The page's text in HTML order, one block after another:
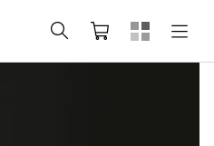
Rechercher
Panier